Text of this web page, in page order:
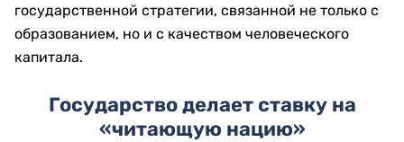
государственной стратегии, связанной не только с
образованием, но и с качеством человеческого
капитала.
Государство делает ставку на
«читающую нацию»